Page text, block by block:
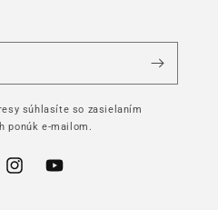
súhlasíte so zasielaním
ponúk e-mailom.
InstagramYouTube